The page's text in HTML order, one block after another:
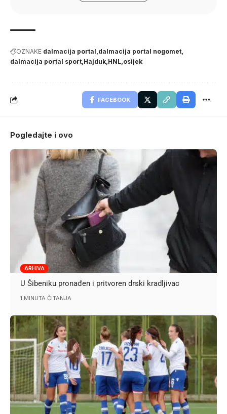
OZNAKE dalmacija portal dalmacija portal nogomet
dalmacija portal sport Hajduk HNL osijek
FACEBOOK
Pogledajte i ovo
ARHIVA
U Šibeniku pronađen i pritvoren drski kradljivac
1 MINUTA ČITANJA